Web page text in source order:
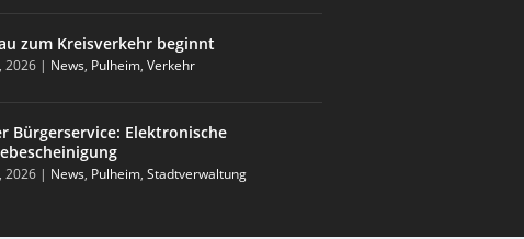
zum Kreisverkehr beginnt
2026 | News, Pulheim,Verkehr
Bürgerservice: Elektronische
2026 | News, Pulheim,Stadtverwaltung